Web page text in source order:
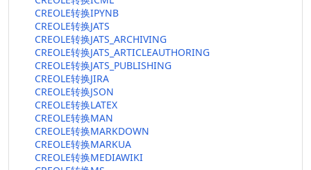
CREOLE转换IPYNB
CREOLE转换JATS
CREOLE转换JATS_ARCHIVING
CREOLE转换JATS_ARTICLEAUTHORING
CREOLE转换JATS_PUBLISHING
CREOLE转换JIRA
CREOLE转换JSON
CREOLE转换LATEX
CREOLE转换MAN
CREOLE转换MARKDOWN
CREOLE转换MARKUA
CREOLE转换MEDIAWIKI